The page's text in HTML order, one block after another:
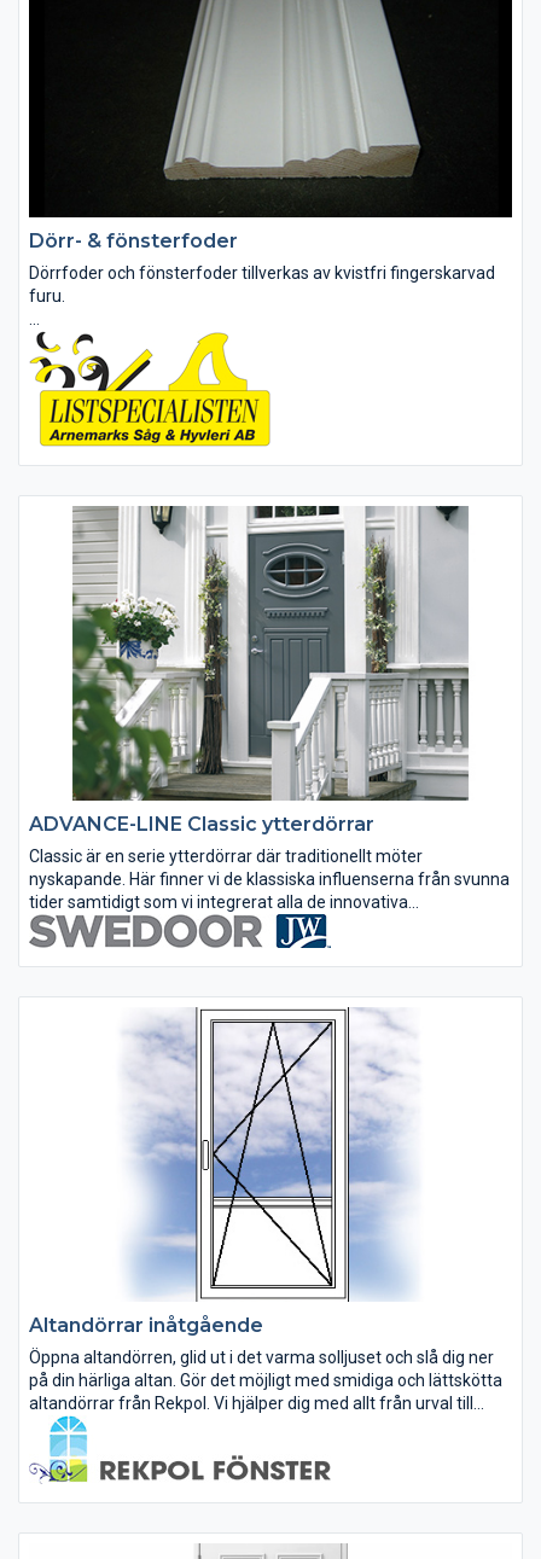
Dörr- & fönsterfoder
Dörrfoder och fönsterfoder tillverkas av kvistfri fingerskarvad
furu.
Ett stort sortiment av profiler finns i lager, och därtill finns alltid
möjligheten att nytillverka just Er profil efter provbit eller ritning.
Lister i...
ADVANCE-LINE Classic ytterdörrar
Classic är en serie ytterdörrar där traditionellt möter
nyskapande. Här finner vi de klassiska influenserna från svunna
tider samtidigt som vi integrerat alla de innovativa
konstruktionslösningar som kan önskas av en modern dörr av
högsta klass. Vi...
Altandörrar inåtgående
Öppna altandörren, glid ut i det varma solljuset och slå dig ner
på din härliga altan. Gör det möjligt med smidiga och lättskötta
altandörrar från Rekpol. Vi hjälper dig med allt från urval till
leverans och montering av dina altandörr. Många av våra...